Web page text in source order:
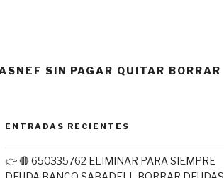
SIN PAGAR QUITAR BORRAR
ENTRADAS RECIENTES
👉 🔴 650335762 ELIMINAR PARA SIEMPRE